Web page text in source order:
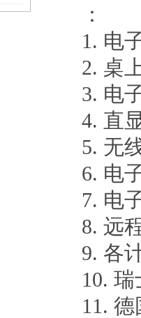
：
1. 电
2. 桌
3. 电
4. 直
5. 无
6. 电
7. 电
8. 远
9. 各
10.
11.